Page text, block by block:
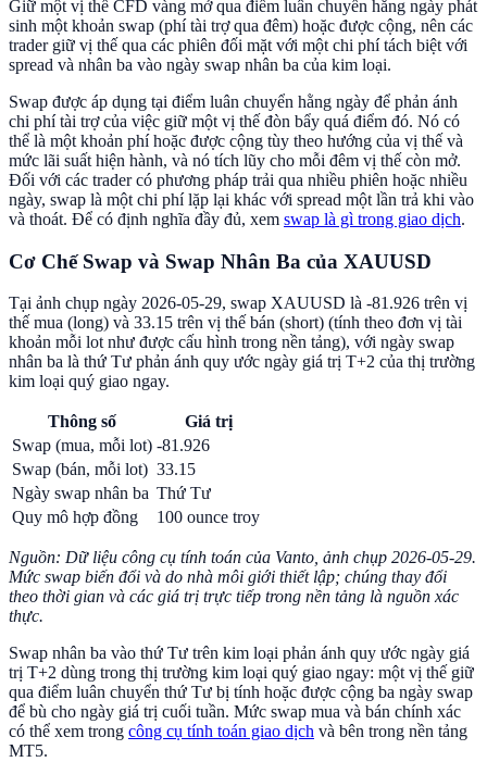
Giữ một vị thế CFD vàng mở qua điểm luân chuyển hằng ngày phát
sinh một khoản swap (phí tài trợ qua đêm) hoặc được cộng, nên các
trader giữ vị thế qua các phiên đối mặt với một chi phí tách biệt với
spread và nhân ba vào ngày swap nhân ba của kim loại.
Swap được áp dụng tại điểm luân chuyển hằng ngày để phản ánh
chi phí tài trợ của việc giữ một vị thế đòn bẩy quá điểm đó. Nó có
thể là một khoản phí hoặc được cộng tùy theo hướng của vị thế và
mức lãi suất hiện hành, và nó tích lũy cho mỗi đêm vị thế còn mở.
Đối với các trader có phương pháp trải qua nhiều phiên hoặc nhiều
ngày, swap là một chi phí lặp lại khác với spread một lần trả khi vào
và thoát. Để có định nghĩa đầy đủ, xem swap là gì trong giao dịch.
Cơ Chế Swap và Swap Nhân Ba của XAUUSD
Tại ảnh chụp ngày 2026-05-29, swap XAUUSD là -81.926 trên vị
thế mua (long) và 33.15 trên vị thế bán (short) (tính theo đơn vị tài
khoản mỗi lot như được cấu hình trong nền tảng), với ngày swap
nhân ba là thứ Tư phản ánh quy ước ngày giá trị T+2 của thị trường
kim loại quý giao ngay.
Thông số
Giá trị
Swap (mua, mỗi lot) -81.926
Swap (bán, mỗi lot) 33.15
Ngày swap nhân ba Thứ Tư
Quy mô hợp đồng
100 ounce troy
Nguồn: Dữ liệu công cụ tính toán của Vanto, ảnh chụp 2026-05-29.
Mức swap biến đổi và do nhà môi giới thiết lập; chúng thay đổi
theo thời gian và các giá trị trực tiếp trong nền tảng là nguồn xác
thực.
Swap nhân ba vào thứ Tư trên kim loại phản ánh quy ước ngày giá
trị T+2 dùng trong thị trường kim loại quý giao ngay: một vị thế giữ
qua điểm luân chuyển thứ Tư bị tính hoặc được cộng ba ngày swap
để bù cho ngày giá trị cuối tuần. Mức swap mua và bán chính xác
có thể xem trong công cụ tính toán giao dịch và bên trong nền tảng
MT5.